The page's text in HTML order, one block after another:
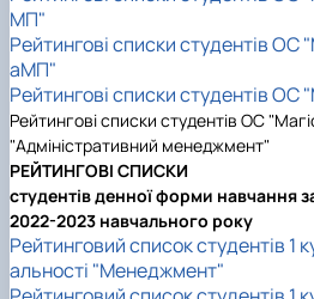
МП"
Рейтингові списки студентів ОС
аМП"
Рейтингові списки студентів
Рейтингові списки студентів ОС
"Адміністративний менеджмент"
РЕЙТИНГОВІ СПИСКИ
студентів денної форми навчання
2022-2023 навчального року
Рейтинговий список студентів 1
альності "Менеджмент"